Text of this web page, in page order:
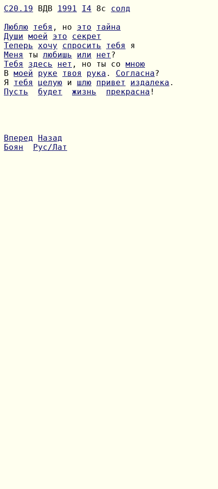
С20.19 ВДВ 1991 I4 8с солд
Люблю тебя , но это
тайна
Души моей это
секрет
Теперь хочу спросить тебя
Меня
ты любишь или нет
Тебя
здесь нет , но ты со мною
В моей руке твоя рука . Согласна
Я тебя целую и шлю привет издалека
Пусть
будет жизнь прекрасна !
Вперед
Назад
Боян
Рус/Лат